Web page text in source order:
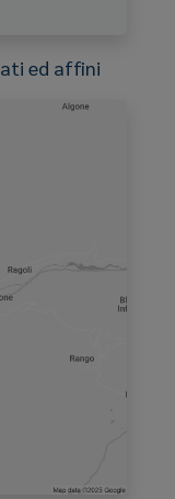
ed affini